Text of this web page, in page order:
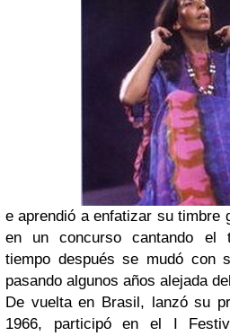
e aprendió a enfatizar su timbre
en un concurso cantando el
tiempo después se mudó con
pasando algunos años alejada
De vuelta en Brasil, lanzó su
1966, participó en el I